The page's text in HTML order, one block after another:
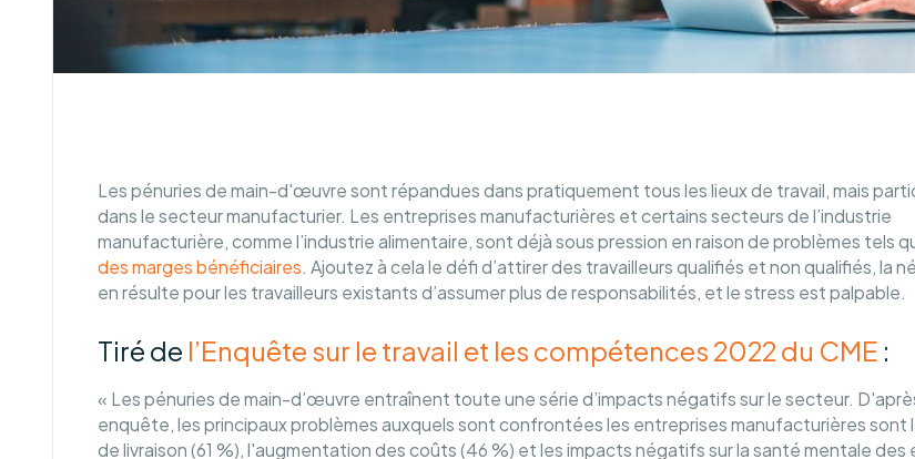
Les pénuries de main-d'œuvre sont répandues dans pratiquement tous les lieux de travail, mais
dans le secteur manufacturier. Les entreprises manufacturières et certains secteurs de l’industrie
manufacturière, comme l’industrie alimentaire, sont déjà sous pression en raison de problèmes tels
des marges bénéficiaires. Ajoutez à cela le défi d’attirer des travailleurs qualifiés et non qualifiés, la
en résulte pour les travailleurs existants d’assumer plus de responsabilités, et le stress est palpable.
Tiré de l’Enquête sur le travail et les compétences 2022 du CME :
« Les pénuries de main-d’œuvre entraînent toute une série d’impacts négatifs sur le secteur.
enquête, les principaux problèmes auxquels sont confrontées les entreprises manufacturières sont
de livraison (61 %), l'augmentation des coûts (46 %) et les impacts négatifs sur la santé mentale des